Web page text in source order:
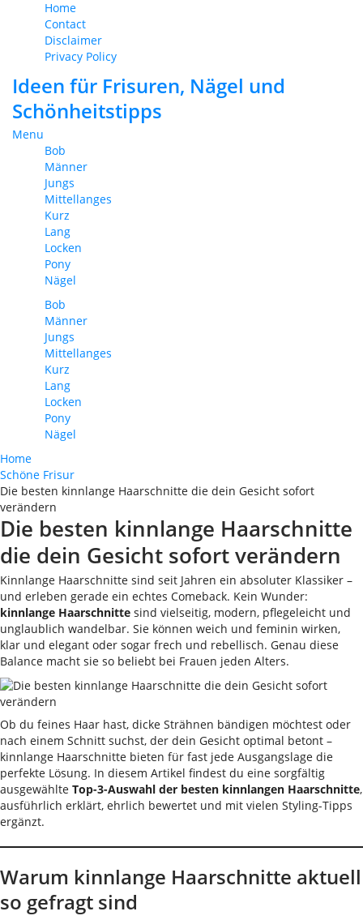
Home
Contact
Disclaimer
Privacy Policy
Ideen für Frisuren, Nägel und
Schönheitstipps
Menu
Bob
Männer
Jungs
Mittellanges
Kurz
Lang
Locken
Pony
Nägel
Bob
Männer
Jungs
Mittellanges
Kurz
Lang
Locken
Pony
Nägel
Home
Schöne Frisur
Die besten kinnlange Haarschnitte die dein Gesicht sofort
verändern
Die besten kinnlange Haarschnitte
die dein Gesicht sofort verändern
Kinnlange Haarschnitte sind seit Jahren ein absoluter Klassiker –
und erleben gerade ein echtes Comeback. Kein Wunder:
kinnlange Haarschnitte sind vielseitig, modern, pflegeleicht und
unglaublich wandelbar. Sie können weich und feminin wirken,
klar und elegant oder sogar frech und rebellisch. Genau diese
Balance macht sie so beliebt bei Frauen jeden Alters.
Ob du feines Haar hast, dicke Strähnen bändigen möchtest oder
nach einem Schnitt suchst, der dein Gesicht optimal betont –
kinnlange Haarschnitte bieten für fast jede Ausgangslage die
perfekte Lösung. In diesem Artikel findest du eine sorgfältig
ausgewählte Top-3-Auswahl der besten kinnlangen Haarschnitte,
ausführlich erklärt, ehrlich bewertet und mit vielen Styling-Tipps
ergänzt.
Warum kinnlange Haarschnitte aktuell
so gefragt sind